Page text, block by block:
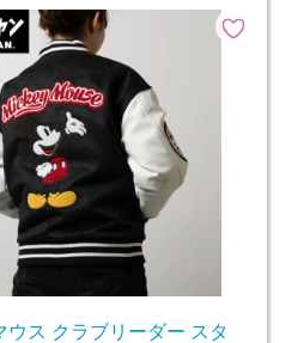
ウス クラブリーダー スタ